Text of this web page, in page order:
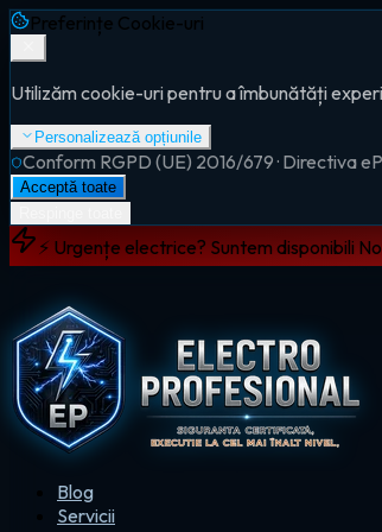
Preferințe Cookie-uri
Utilizăm cookie-uri pentru a îmbunătăți
Personalizează opțiunile
Conform RGPD (UE) 2016/679 · Directiva
Acceptă toate
⚡ Urgențe electrice? Suntem disponibili
Blog
Servicii